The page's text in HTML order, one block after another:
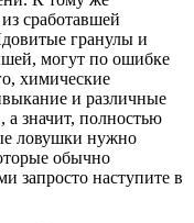
сработавшей
гранулы и
могут по ошибке
химические
и различные
значит, полностью
ловушки нужно
обычно
запросто наступите в